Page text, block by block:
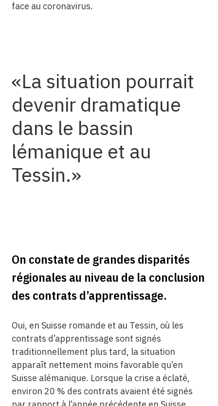
face au coronavirus.
La situation pourrait
devenir dramatique
dans le bassin
lémanique et au
Tessin.
On constate de grandes disparités
régionales au niveau de la conclusion
des contrats d’apprentissage.
Oui, en Suisse romande et au Tessin, où les
contrats d’apprentissage sont signés
traditionnellement plus tard, la situation
apparaît nettement moins favorable qu’en
Suisse alémanique. Lorsque la crise a éclaté,
environ 20 % des contrats avaient été signés